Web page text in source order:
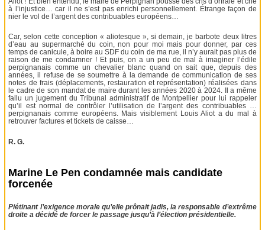
à l’injustice… car il ne s’est pas enrichi personnellement. Étrange façon de
nier le vol de l’argent des contribuables européens…
Car, selon cette conception « aliotesque », si demain, je barbote deux litres
d’eau au supermarché du coin, non pour moi mais pour donner, par ces
temps de canicule, à boire au SDF du coin de ma rue, il n’y aurait pas plus de
raison de me condamner ! Et puis, on a un peu de mal à imaginer l’édile
perpignanais comme un chevalier blanc quand on sait que, depuis des
années, il refuse de se soumettre à la demande de communication de ses
notes de frais (déplacements, restauration et représentation) réalisées dans
le cadre de son mandat de maire durant les années 2020 à 2024. Il a même
fallu un jugement du Tribunal administratif de Montpellier pour lui rappeler
qu’il est normal de contrôler l’utilisation de l’argent des contribuables …
perpignanais comme européens. Mais visiblement Louis Aliot a du mal à
retrouver factures et tickets de caisse…
R. G.
Marine Le Pen condamnée mais candidate
forcenée
Piétinant l’exigence morale qu’elle prônait jadis, la responsable d’extrême
droite a décidé de forcer le passage jusqu’à l’élection présidentielle.